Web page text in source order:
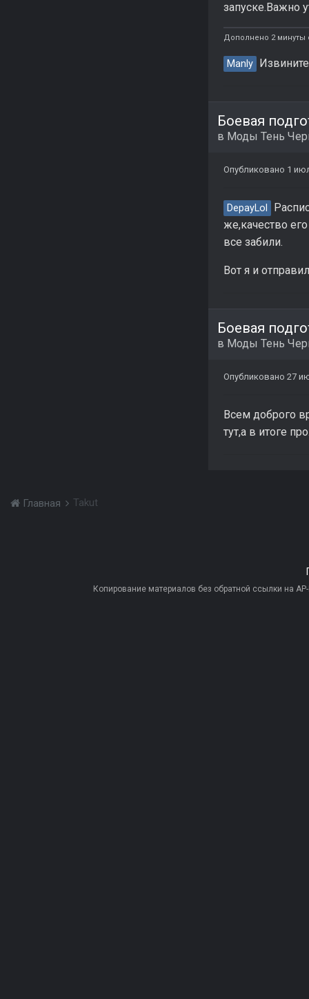
запуске.Важно
Дополнено 2 минуты
Manly
Боевая
в Моды Тень
Опубликовано 1
DepayLol
же,качество
все забили.
Вот я и
Боевая
в Моды Тень
Опубликовано 27
Всем доброго
тут,а в итоге
Главная Takut
Копирование материалов без обратной ссылки на